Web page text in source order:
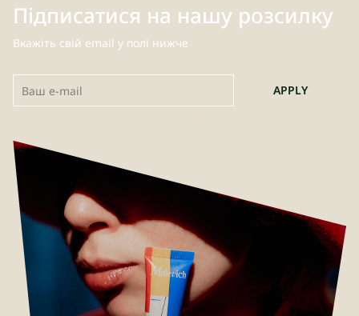
Підписатися на нашу розсилку
Вкажіть свій email у полі нижче
APPLY